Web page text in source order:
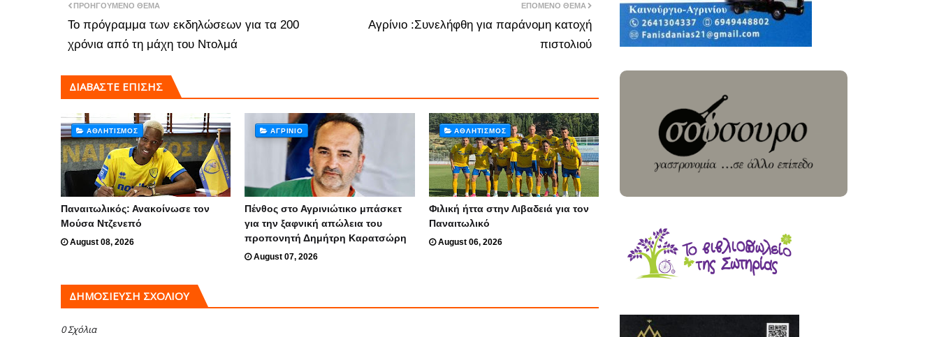
ΕΠΌΜΕΝΟ ΘΈΜΑ
Αγρίνιο :Συνελήφθη για παράνομη κατοχή
πιστολιού
ΠΡΟΗΓΟΎΜΕΝΟ ΘΈΜΑ
Το πρόγραμμα των εκδηλώσεων για τα 200
χρόνια από τη μάχη του Ντολμά
ΔΙΑΒΑΣΤΕ ΕΠΙΣΗΣ
ΑΘΛΗΤΙΣΜΌΣ
Παναιτωλικός: Ανακοίνωσε τον
Μούσα Ντζενεπό
August 08, 2026
ΑΓΡΊΝΙΟ
Πένθος στο Αγρινιώτικο μπάσκετ
για την ξαφνική απώλεια του
προπονητή Δημήτρη Καρατσώρη
August 07, 2026
ΑΘΛΗΤΙΣΜΌΣ
Φιλική ήττα στην Λιβαδειά για τον
Παναιτωλικό
August 06, 2026
ΔΗΜΟΣΊΕΥΣΗ ΣΧΟΛΊΟΥ
0 Σχόλια